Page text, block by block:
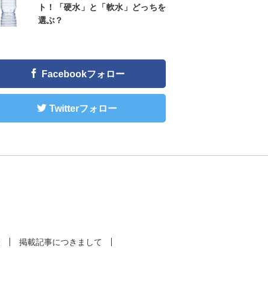
ト！「硬水」と「軟水」どっちを
選ぶ？
Facebookフォロー
Twitterフォロー
掲載記事につきまして